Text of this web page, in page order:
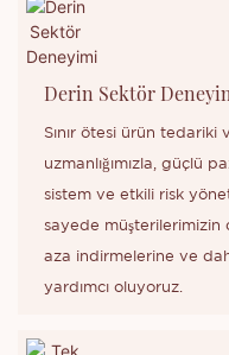
Derin Sektör
Sınır ötesi ürün tedariki
uzmanlığımızla, güçlü
sistem ve etkili risk
sayede müşterilerimizin
aza indirmelerine ve
yardımcı oluyoruz.